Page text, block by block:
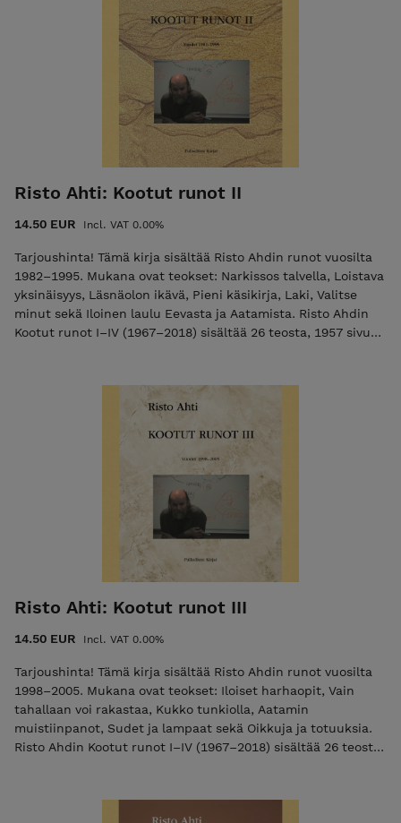
Risto Ahti: Kootut runot II
14.50 EUR Incl. VAT 0.00%
Tarjoushinta! Tämä kirja sisältää Risto Ahdin runot vuosilta
1982–1995. Mukana ovat teokset: Narkissos talvella, Loistava
yksinäisyys, Läsnäolon ikävä, Pieni käsikirja, Laki, Valitse
minut sekä Iloinen laulu Eevasta ja Aatamista. Risto Ahdin
Kootut runot I–IV (1967–2018) sisältää 26 teosta, 1957 sivua.
leimansa suomalaiseen nykyrunouteen ja sanan alkemiaan.
Runokokoelma, 2023 INFO: 502 sivua, pehmeäkantinen, koko:
Risto Ahti: Kootut runot III
14.50 EUR Incl. VAT 0.00%
Tarjoushinta! Tämä kirja sisältää Risto Ahdin runot vuosilta
1998–2005. Mukana ovat teokset: Iloiset harhaopit, Vain
tahallaan voi rakastaa, Kukko tunkiolla, Aatamin
muistiinpanot, Sudet ja lampaat sekä Oikkuja ja totuuksia.
Risto Ahdin Kootut runot I–IV (1967–2018) sisältää 26 teosta,
väkevän leimansa suomalaiseen nykyrunouteen ja sanan